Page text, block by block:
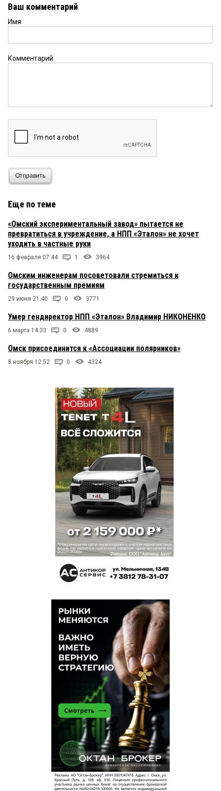
Ваш комментарий
Имя
Комментарий
Отправить
Еще по теме
«Омский экспериментальный завод» пытается не
превратиться в учреждение, а НПП «Эталон» не хочет
уходить в частные руки
16 февраля 07:44 1 3964
Омским инженерам посоветовали стремиться к
государственным премиям
29 июня 21:40 0 3771
Умер гендиректор НПП «Эталон» Владимир НИКОНЕНКО
6 марта 14:33 0 4889
Омск присоединится к «Ассоциации полярников»
8 ноября 12:52 0 4324